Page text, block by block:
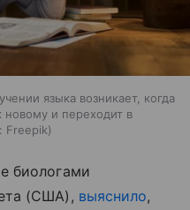
языка возникает, когда
новому и переходит в
Freepik
биологами
(США), выяснило,